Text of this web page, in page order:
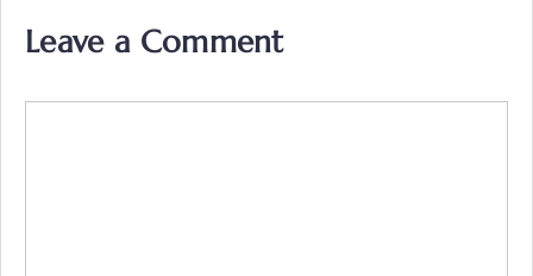
Leave a Comment